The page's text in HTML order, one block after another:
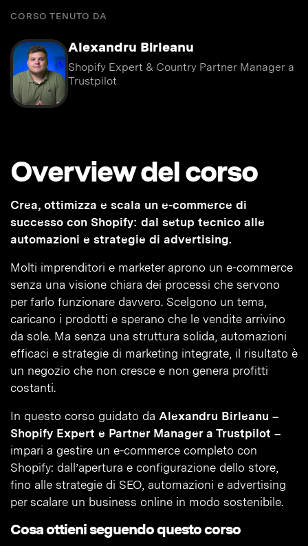
CORSO TENUTO DA
Alexandru Birleanu
Shopify Expert & Country Partner Manager a
Trustpilot
Overview del corso
Crea, ottimizza e scala un e-commerce di
successo con Shopify: dal setup tecnico alle
automazioni e strategie di advertising.
Molti imprenditori e marketer aprono un e-commerce
senza una visione chiara dei processi che servono
per farlo funzionare davvero. Scelgono un tema,
caricano i prodotti e sperano che le vendite arrivino
da sole. Ma senza una struttura solida, automazioni
efficaci e strategie di marketing integrate, il risultato è
un negozio che non cresce e non genera profitti
costanti.
In questo corso guidato da Alexandru Birleanu –
Shopify Expert e Partner Manager a Trustpilot –
impari a gestire un e-commerce completo con
Shopify: dall’apertura e configurazione dello store,
fino alle strategie di SEO, automazioni e advertising
per scalare un business online in modo sostenibile.
Cosa ottieni seguendo questo corso